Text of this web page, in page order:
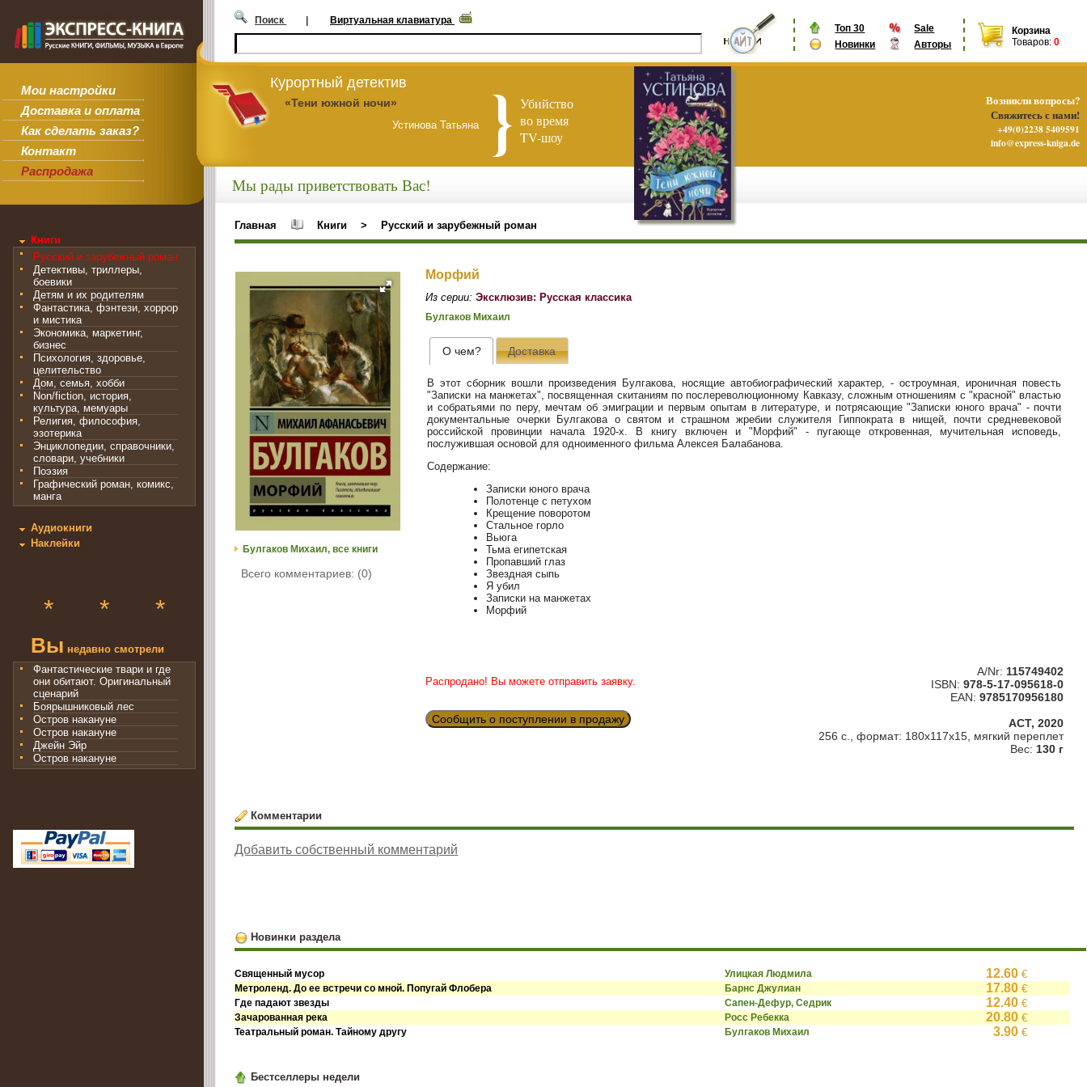
Мои настройки
Доставка и оплата
Как сделать заказ?
Контакт
Распродажа
Топ 30
Sale
Новинки
Авторы
Корзина
Товаров: 0
Поиск | Виртуальная клавиатура
Курортный детектив
«Тени южной ночи»
Устинова Татьяна
Убийство
во время
TV-шоу
Книги
Русский и зарубежный роман
Детективы, триллеры,
боевики
Детям и их родителям
Фантастика, фэнтези, хоррор
и мистика
Экономика, маркетинг,
бизнес
Психология, здоровье,
целительство
Дом, семья, хобби
Non/fiction, история,
культура, мемуары
Религия, философия,
эзотерика
Энциклопедии, справочники,
словари, учебники
Поэзия
Графический роман, комикс,
манга
Аудиокниги
Наклейки
* * *
Вы недавно смотрели
Фантастические твари и где
они обитают. Оригинальный
сценарий
Боярышниковый лес
Остров накануне
Остров накануне
Джейн Эйр
Остров накануне
Мы рады приветствовать Вас!
Главная Книги > Русский и зарубежный роман
Булгаков Михаил, все книги
Всего комментариев: (0)
Морфий
Из серии: Эксклюзив: Русская классика
Булгаков Михаил
О чем? Доставка
В этот сборник вошли произведения Булгакова, носящие автобиографический характер, - остроумная, ироничная повесть
"Записки на манжетах", посвященная скитаниям по послереволюционному Кавказу, сложным отношениям с "красной" властью
и собратьями по перу, мечтам об эмиграции и первым опытам в литературе, и потрясающие "Записки юного врача" - почти
документальные очерки Булгакова о святом и страшном жребии служителя Гиппократа в нищей, почти средневековой
российской провинции начала 1920-х. В книгу включен и "Морфий" - пугающе откровенная, мучительная исповедь,
послужившая основой для одноименного фильма Алексея Балабанова.
Содержание:
Записки юного врача
Полотенце с петухом
Крещение поворотом
Стальное горло
Вьюга
Тьма египетская
Пропавший глаз
Звездная сыпь
Я убил
Записки на манжетах
Морфий
Распродано! Вы можете отправить заявку.
Сообщить о поступлении в продажу
A/Nr: 115749402
ISBN: 978-5-17-095618-0
EAN: 9785170956180
АСТ, 2020
256 с., формат: 180x117x15, мягкий переплет
Вес: 130 г
Комментарии
Добавить собственный комментарий
Новинки раздела
Священный мусор Улицкая Людмила 12.60€
Метроленд. До ее встречи со мной. Попугай Флобера Барнс Джулиан 17.80€
Где падают звезды Сапен-Дефур, Седрик 12.40€
Зачарованная река Росс Ребекка 20.80€
Театральный роман. Тайному другу Булгаков Михаил 3.90€
Бестселлеры недели
Возникли вопросы?
Свяжитесь с нами!
+49(0)2238 5409591
info@express-kniga.de